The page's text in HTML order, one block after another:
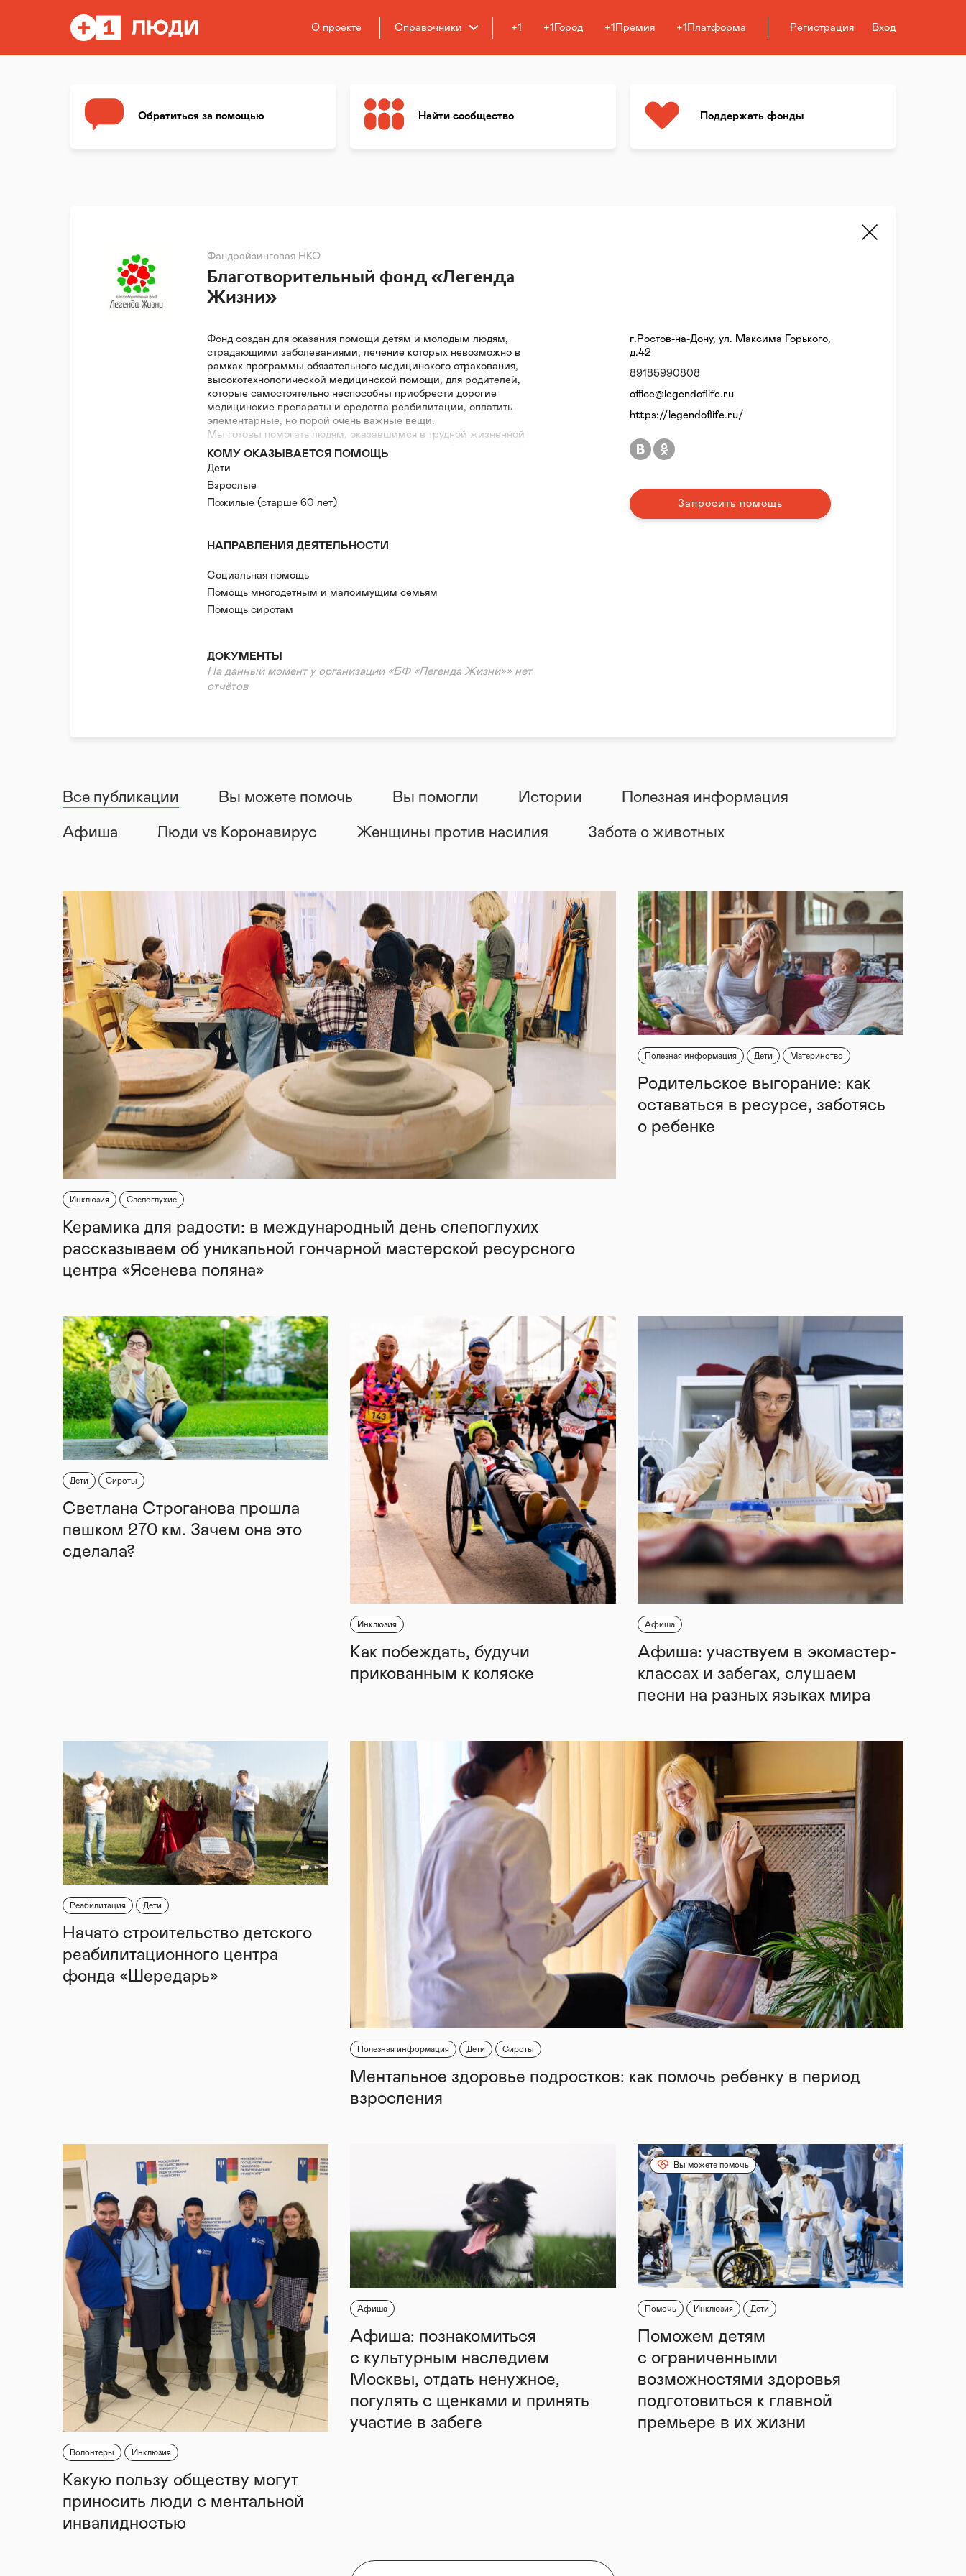
О проекте Справочники +1 +1Город +1Премия +1Платформа Регистрация Вход
Обратиться за помощью Найти сообщество Поддержать фонды
Фандрайзинговая НКО
Благотворительный фонд «Легенда
Жизни»
Фонд создан для оказания помощи детям и молодым людям,
страдающими заболеваниями, лечение которых невозможно в
рамках программы обязательного медицинского страхования,
высокотехнологической медицинской помощи, для родителей,
которые самостоятельно неспособны приобрести дорогие
медицинские препараты и средства реабилитации, оплатить
элементарные, но порой очень важные вещи.
Мы готовы помогать людям, оказавшимся в трудной жизненной
ситуации, когда любая поддержка является самой драгоценной, а в
отдельных, особых случаях, взрослым, тяжелобольным.
КОМУ ОКАЗЫВАЕТСЯ ПОМОЩЬ
Дети
Взрослые
Пожилые (старше 60 лет)
НАПРАВЛЕНИЯ ДЕЯТЕЛЬНОСТИ
Социальная помощь
Помощь многодетным и малоимущим семьям
Помощь сиротам
Помощь в тяжелой жизненной ситуации
Нефинансовая/гуманитарная помощь
ДОКУМЕНТЫ
На данный момент у организации «БФ «Легенда Жизни»» нет
отчётов
г.Ростов-на-Дону, ул. Максима Горького,
д.42
89185990808
office@legendoflife.ru
https://legendoflife.ru/
Запросить помощь
Все публикации Вы можете помочь Вы помогли Истории Полезная информация
Афиша Люди vs Коронавирус Женщины против насилия Забота о животных
Инклюзия Слепоглухие
Керамика для радости: в международный день слепоглухих
рассказываем об уникальной гончарной мастерской ресурсного
центра «Ясенева поляна»
Полезная информация Дети Материнство
Родительское выгорание: как
оставаться в ресурсе, заботясь
о ребенке
Дети Сироты
Светлана Строганова прошла
пешком 270 км. Зачем она это
сделала?
Инклюзия
Как побеждать, будучи
прикованным к коляске
Афиша
Афиша: участвуем в экомастер-
классах и забегах, слушаем
песни на разных языках мира
Реабилитация Дети
Начато строительство детского
реабилитационного центра
фонда «Шередарь»
Полезная информация Дети Сироты
Ментальное здоровье подростков: как помочь ребенку в период
взросления
Волонтеры Инклюзия
Какую пользу обществу могут
приносить люди с ментальной
инвалидностью
Афиша
Афиша: познакомиться
с культурным наследием
Москвы, отдать ненужное,
погулять с щенками и принять
участие в забеге
Вы можете помочь
Помочь Инклюзия Дети
Поможем детям
с ограниченными
возможностями здоровья
подготовиться к главной
премьере в их жизни